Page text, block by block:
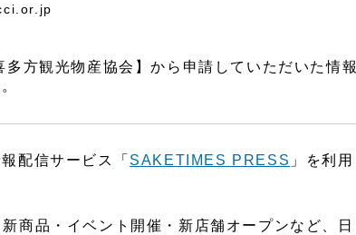
方観光物産協会】から申請していただいた情報
配信サービス「 SAKETIMES PRESS 」を利用
商品・イベント開催・新店舗オープンなど、日